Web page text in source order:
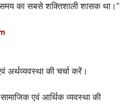
का सबसे शक्तिशाली शासक था।”
अर्थव्यवस्था की चर्चा करें।
सामाजिक एवं आर्थिक व्यवस्था की